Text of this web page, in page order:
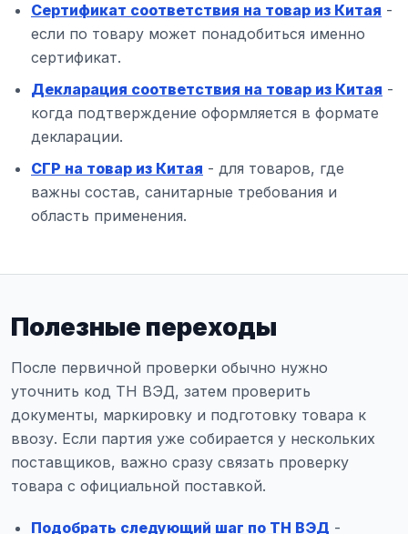
Сертификат соответствия на товар из Китая -
если по товару может понадобиться именно
сертификат.
Декларация соответствия на товар из Китая -
когда подтверждение оформляется в формате
декларации.
СГР на товар из Китая - для товаров, где
важны состав, санитарные требования и
область применения.
Полезные переходы
После первичной проверки обычно нужно
уточнить код ТН ВЭД, затем проверить
документы, маркировку и подготовку товара к
ввозу. Если партия уже собирается у нескольких
поставщиков, важно сразу связать проверку
товара с официальной поставкой.
Подобрать следующий шаг по ТН ВЭД -